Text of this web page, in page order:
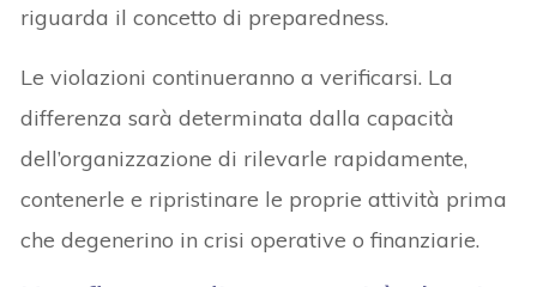
riguarda il concetto di preparedness.
Le violazioni continueranno a verificarsi. La
differenza sarà determinata dalla capacità
dell’organizzazione di rilevarle rapidamente,
contenerle e ripristinare le proprie attività prima
che degenerino in crisi operative o finanziarie.